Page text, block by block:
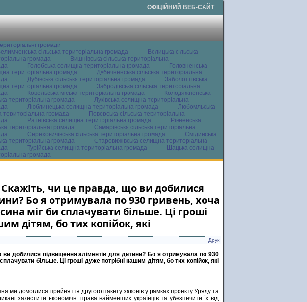
ОФІЦІЙНИЙ ВЕБ-САЙТ
громади
сільська територіальна громада
Велицька сільська
громада
Вишнівська сільська територіальна
Голобська селищна територіальна громада
Головненська
територіальна громада
Дубечненська сільська територіальна
Дубівська сільська територіальна громада
Заболоттівська
територіальна громада
Забродівська сільська територіальна
Ковельська міська територіальна громада
Колодяжненська
територіальна громада
Луківська селищна територіальна
Люблинецька селищна територіальна громада
Любомльська
територіальна громада
Поворська сільська територіальна
Ратнівська селищна територіальна громада
Рівненська
територіальна громада
Самарівська сільська територіальна
Сереховичівська сільська територіальна громада
Смідинська
територіальна громада
Старовижівська селищна територіальна
Турійська селищна територіальна громада
Шацька селищна
громада
Скажіть, чи це правда, що ви добилися
Бо я отримувала по 930 гривень, хоча
міг би сплачувати більше. Ці гроші
дітям, бо тих копійок, які
Друк
добилися підвищення аліментів для дитини? Бо я отримувала по 930
більше. Ці гроші дуже потрібні нашим дітям, бо тих копійок, які
ми домоглися прийняття другого пакету законів у рамках проекту Уряду та
захистити економічні права найменших українців та убезпечити їх від